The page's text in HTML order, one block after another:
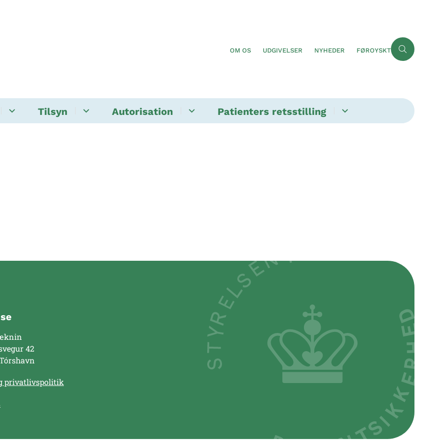
OM OS UDGIVELSER NYHEDER FØROYSKT
Tilsyn Autorisation Patienters retsstilling
42
privatlivspolitik